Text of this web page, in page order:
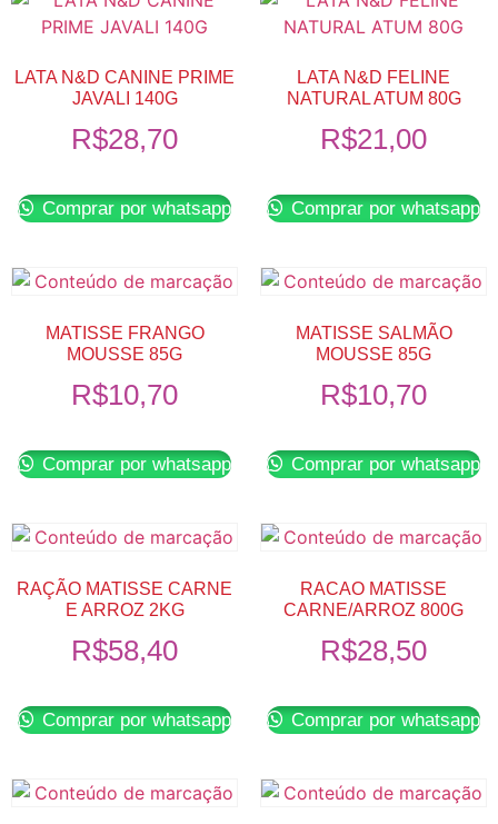
LATA N&D CANINE PRIME
JAVALI 140G
R$28,70
Comprar por whatsapp
LATA N&D FELINE
NATURAL ATUM 80G
R$21,00
Comprar por whatsapp
MATISSE FRANGO
MOUSSE 85G
R$10,70
Comprar por whatsapp
MATISSE SALMÃO
MOUSSE 85G
R$10,70
Comprar por whatsapp
RAÇÃO MATISSE CARNE
E ARROZ 2KG
R$58,40
Comprar por whatsapp
RACAO MATISSE
CARNE/ARROZ 800G
R$28,50
Comprar por whatsapp